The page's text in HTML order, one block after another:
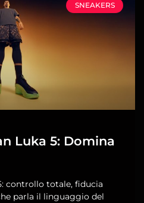
SNEAKERS
Luka 5: Domina
controllo totale, fiducia
parla il linguaggio del